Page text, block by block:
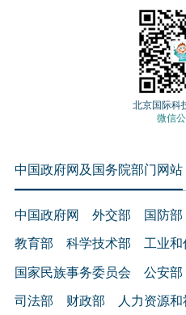
北京国际科
微信
中国政府网及国务院部门网站
中国政府网 外交部 国防部
教育部 科学技术部 工业和
国家民族事务委员会 公安部
司法部 财政部 人力资源